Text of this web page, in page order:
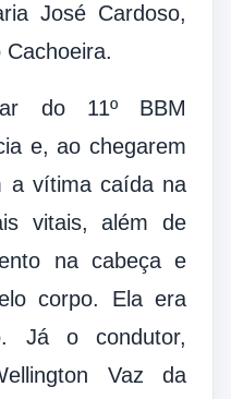
José Cardoso,
do 11º BBM
e, ao chegarem
a vítima caída na
vitais, além de
na cabeça e
corpo. Ela era
Já o condutor,
Vaz da